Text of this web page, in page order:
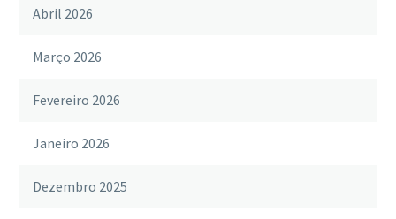
Abril 2026
Março 2026
Fevereiro 2026
Janeiro 2026
Dezembro 2025